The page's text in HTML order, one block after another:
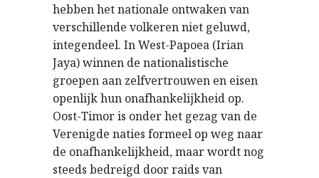
hebben het nationale ontwaken van
verschillende volkeren niet geluwd,
integendeel. In West-Papoea (Irian
Jaya) winnen de nationalistische
groepen aan zelfvertrouwen en eisen
openlijk hun onafhankelijkheid op.
Oost-Timor is onder het gezag van de
Verenigde naties formeel op weg naar
de onafhankelijkheid, maar wordt nog
steeds bedreigd door raids van